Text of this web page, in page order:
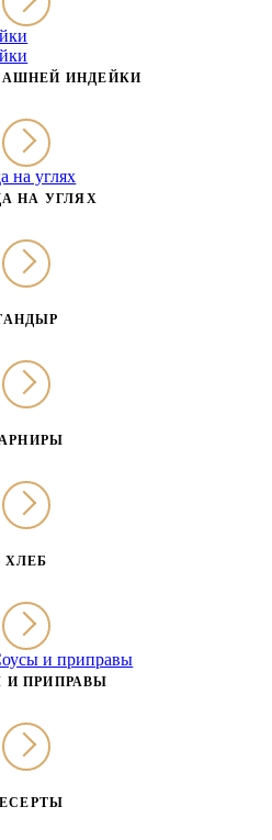
ИНДЕЙКИ
НА УГЛЯХ
ХЛЕБ
И ПРИПРАВЫ